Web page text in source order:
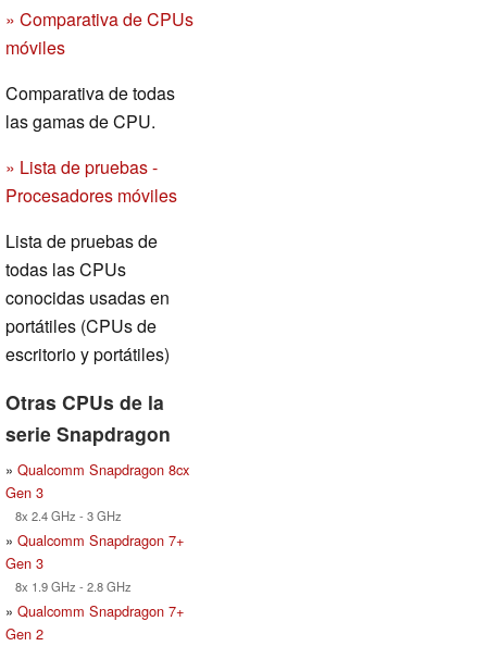
» Comparativa de CPUs
móviles
Comparativa de todas
las gamas de CPU.
» Lista de pruebas -
Procesadores móviles
Lista de pruebas de
todas las CPUs
conocidas usadas en
portátiles (CPUs de
escritorio y portátiles)
Otras CPUs de la
serie Snapdragon
» Qualcomm Snapdragon 8cx
Gen 3
8x 2.4 GHz - 3 GHz
» Qualcomm Snapdragon 7+
Gen 3
8x 1.9 GHz - 2.8 GHz
» Qualcomm Snapdragon 7+
Gen 2